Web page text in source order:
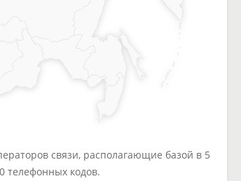
связи, располагающие базой в 5
телефонных кодов.